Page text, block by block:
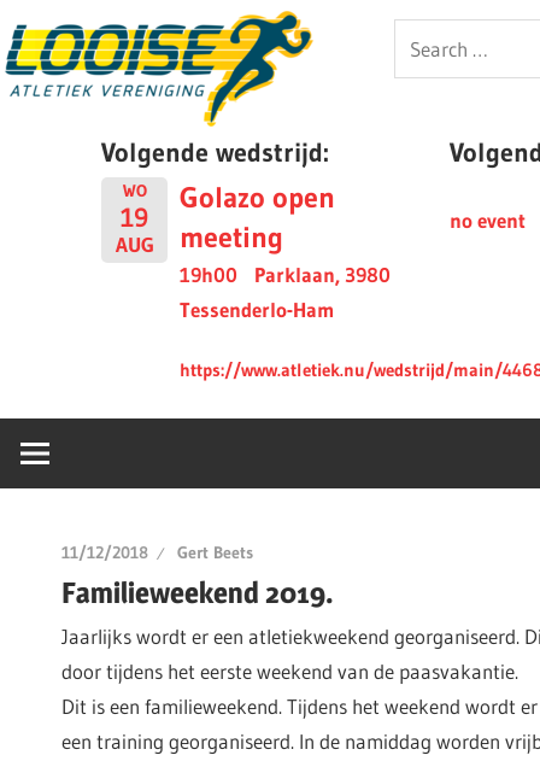
to
content
Looise
Search
for:
Volgende wedstrijd:
WO
19
AUG
Golazo open
meeting
19h00
Parklaan, 3980
Tessenderlo-Ham
https://www.atletiek.nu/wedstrijd/main/
no event
11/12/2018 Gert Beets
Familieweekend 2019.
Jaarlijks wordt er een atletiekweekend georganiseerd.
door tijdens het eerste weekend van de paasvakantie.
Dit is een familieweekend. Tijdens het weekend wordt
een training georganiseerd. In de namiddag worden